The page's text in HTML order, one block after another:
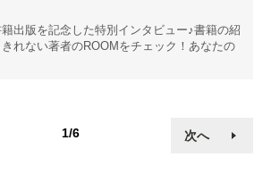
出版を記念した特別インタビュー♪書籍の紹
れない著者のROOMをチェック！あなたの
1/6 次へ